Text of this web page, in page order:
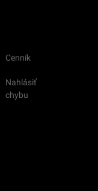
Cenník
Nahlásiť
chybu